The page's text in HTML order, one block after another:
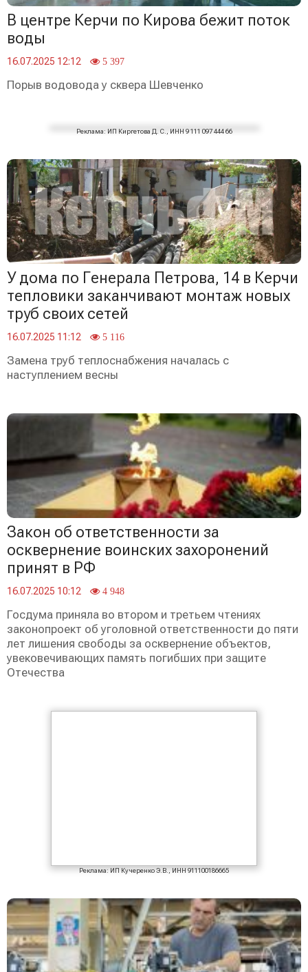
В центре Керчи по Кирова бежит поток
воды
16.07.2025 12:12 5 397
Порыв водовода у сквера Шевченко
Реклама: ИП Киргетова Д. С., ИНН 9 111 097 444 66
У дома по Генерала Петрова, 14 в Керчи
тепловики заканчивают монтаж новых
труб своих сетей
16.07.2025 11:12 5 116
Замена труб теплоснабжения началась с
наступлением весны
Закон об ответственности за
осквернение воинских захоронений
принят в РФ
16.07.2025 10:12 4 948
Госдума приняла во втором и третьем чтениях
законопроект об уголовной ответственности до пяти
лет лишения свободы за осквернение объектов,
увековечивающих память погибших при защите
Отечества
Реклама: ИП Кучеренко Э.В., ИНН 911100186665